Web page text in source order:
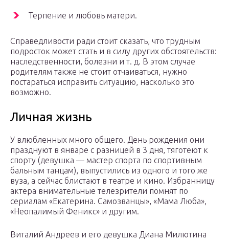
Терпение и любовь матери.
Справедливости ради стоит сказать, что трудным
подросток может стать и в силу других обстоятельств:
наследственности, болезни и т. д. В этом случае
родителям также не стоит отчаиваться, нужно
постараться исправить ситуацию, насколько это
возможно.
Личная жизнь
У влюбленных много общего. День рождения они
празднуют в январе с разницей в 3 дня, тяготеют к
спорту (девушка — мастер спорта по спортивным
бальным танцам), выпустились из одного и того же
вуза, а сейчас блистают в театре и кино. Избранницу
актера внимательные телезрители помнят по
сериалам «Екатерина. Самозванцы», «Мама Люба»,
«Неопалимый Феникс» и другим.
Виталий Андреев и его девушка Диана Милютина